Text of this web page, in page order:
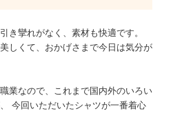
き攣れがなく、素材も快適です。
しくて、おかげさまで今日は気分が
業なので、これまで国内外のいろい
今回いただいたシャツが一番着心